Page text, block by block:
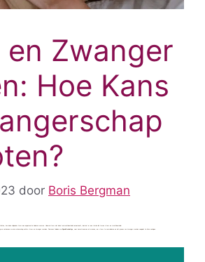
en Zwanger
Hoe Kans
door Boris Bergman